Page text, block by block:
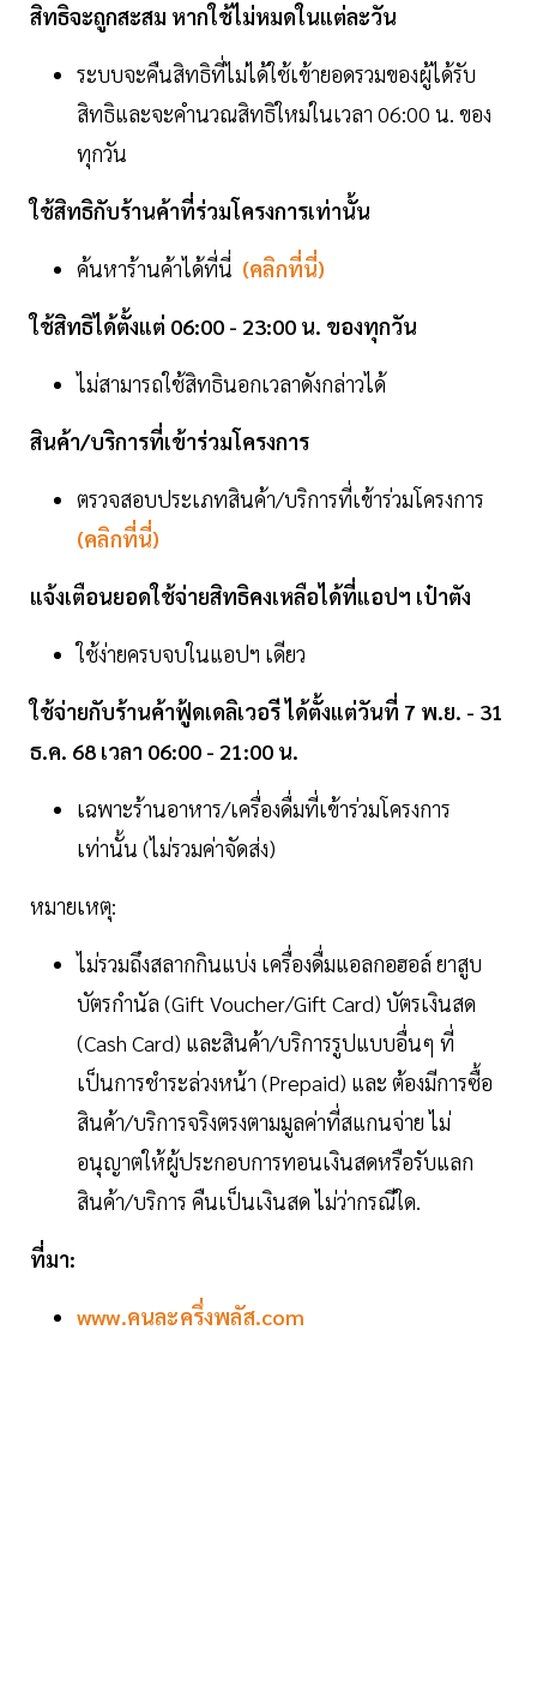
สิทธิจะถูกสะสม หากใช้ไม่หมดในแต่ละวัน
ระบบจะคืนสิทธิที่ไม่ได้ใช้เข้ายอดรวมของผู้ได้รับ
สิทธิและจะคำนวณสิทธิใหม่ในเวลา 06:00 น. ของ
ทุกวัน
ใช้สิทธิกับร้านค้าที่ร่วมโครงการเท่านั้น
ค้นหาร้านค้าได้ที่นี่ (คลิกที่นี่)
ใช้สิทธิได้ตั้งแต่ 06:00 - 23:00 น. ของทุกวัน
ไม่สามารถใช้สิทธินอกเวลาดังกล่าวได้
สินค้า/บริการที่เข้าร่วมโครงการ
ตรวจสอบประเภทสินค้า/บริการที่เข้าร่วมโครงการ
(คลิกที่นี่)
แจ้งเตือนยอดใช้จ่ายสิทธิคงเหลือได้ที่แอปฯ เป๋าตัง
ใช้ง่ายครบจบในแอปฯ เดียว
ใช้จ่ายกับร้านค้าฟู้ดเดลิเวอรี ได้ตั้งแต่วันที่ 7 พ.ย. - 31
ธ.ค. 68 เวลา 06:00 - 21:00 น.
เฉพาะร้านอาหาร/เครื่องดื่มที่เข้าร่วมโครงการ
เท่านั้น (ไม่รวมค่าจัดส่ง)
หมายเหตุ:
ไม่รวมถึงสลากกินแบ่ง เครื่องดื่มแอลกอฮอล์ ยาสูบ
บัตรกำนัล (Gift Voucher/Gift Card) บัตรเงินสด
(Cash Card) และสินค้า/บริการรูปแบบอื่นๆ ที่
เป็นการชำระล่วงหน้า (Prepaid) และ ต้องมีการซื้อ
สินค้า/บริการจริงตรงตามมูลค่าที่สแกนจ่าย ไม่
อนุญาตให้ผู้ประกอบการทอนเงินสดหรือรับแลก
สินค้า/บริการ คืนเป็นเงินสด ไม่ว่ากรณีใด.
ที่มา:
www.คนละครึ่งพลัส.com